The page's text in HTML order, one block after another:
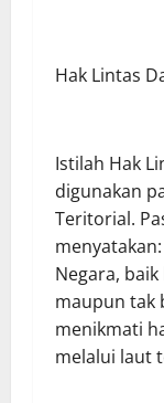
Hak Lintas
Istilah Hak
digunakan
Teritorial.
Negara,
maupun tak
menikmati
melalui laut